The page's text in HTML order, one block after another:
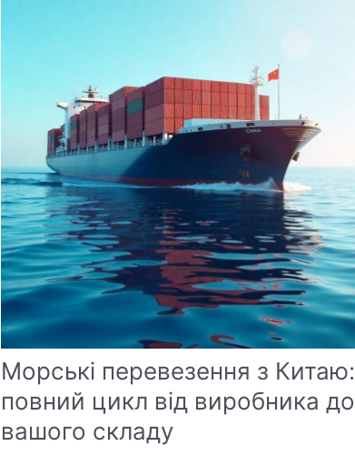
Морські перевезення з Китаю:
повний цикл від виробника до
вашого складу